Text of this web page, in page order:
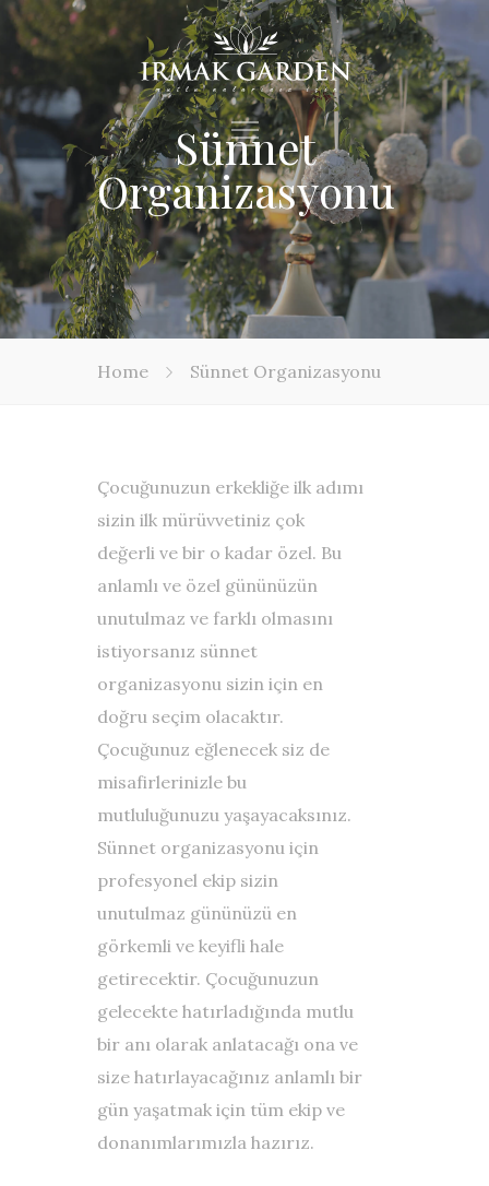
Sünnet
Organizasyonu
Home Sünnet Organizasyonu
Çocuğunuzun erkekliğe ilk adımı
sizin ilk mürüvvetiniz çok
değerli ve bir o kadar özel. Bu
anlamlı ve özel gününüzün
unutulmaz ve farklı olmasını
istiyorsanız sünnet
organizasyonu sizin için en
doğru seçim olacaktır.
Çocuğunuz eğlenecek siz de
misafirlerinizle bu
mutluluğunuzu yaşayacaksınız.
Sünnet organizasyonu için
profesyonel ekip sizin
unutulmaz gününüzü en
görkemli ve keyifli hale
getirecektir. Çocuğunuzun
gelecekte hatırladığında mutlu
bir anı olarak anlatacağı ona ve
size hatırlayacağınız anlamlı bir
gün yaşatmak için tüm ekip ve
donanımlarımızla hazırız.